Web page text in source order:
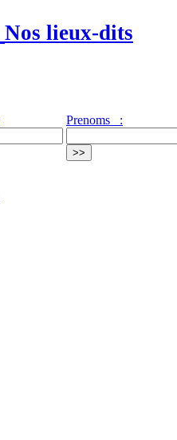
Nos lieux-dits
Prenoms :